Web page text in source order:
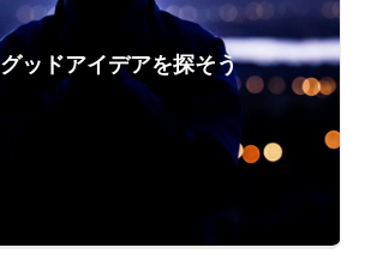
グッドアイデアを探そう